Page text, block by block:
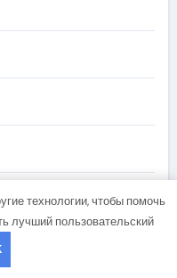
технологии, чтобы помочь
лучший пользовательский